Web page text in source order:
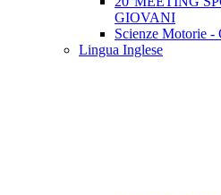
GIOVANI
Scienze Motorie -
Lingua Inglese